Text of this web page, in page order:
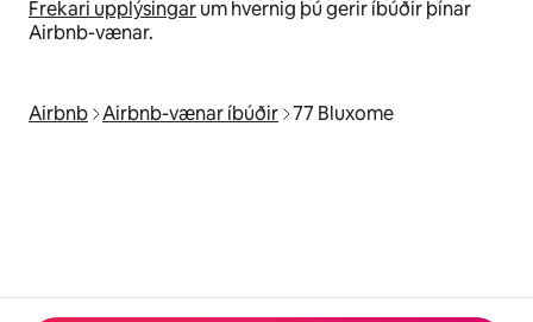
Frekari upplýsingarum hvernig þú gerir íbúðir þínar
Airbnb-vænar.
Airbnb Airbnb-vænar íbúðir 77 Bluxome